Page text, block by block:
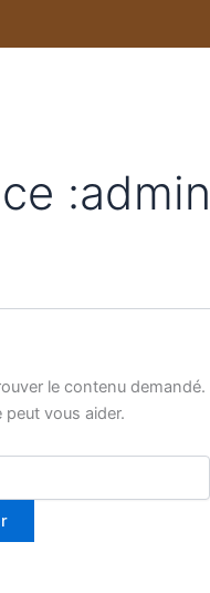
:admin
le contenu demandé.
peut vous aider.